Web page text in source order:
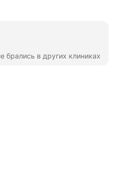
брались в других клиниках